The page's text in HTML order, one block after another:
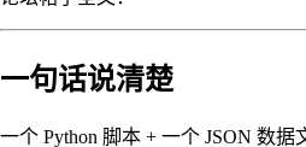
一句话说清楚
一个 Python 脚本 + 一个 JSON 数